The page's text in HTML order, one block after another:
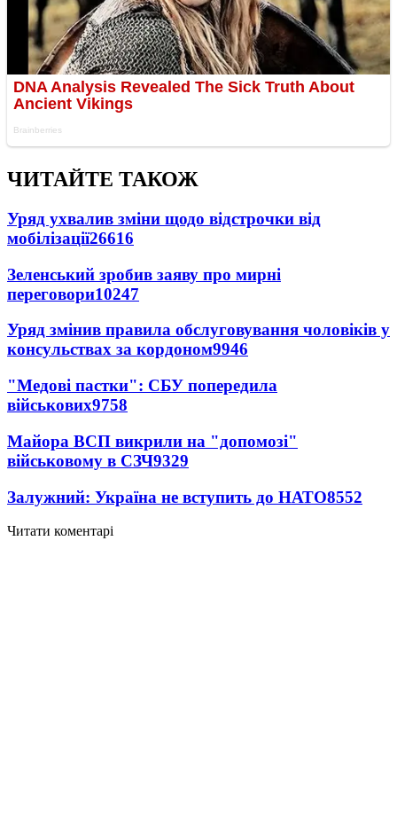
ЧИТАЙТЕ ТАКОЖ
Уряд ухвалив зміни щодо відстрочки від
мобілізації26616
Зеленський зробив заяву про мирні
переговори10247
Уряд змінив правила обслуговування чоловіків у
консульствах за кордоном9946
"Медові пастки": СБУ попередила
військових9758
Майора ВСП викрили на "допомозі"
військовому в СЗЧ9329
Залужний: Україна не вступить до НАТО8552
Читати коментарі